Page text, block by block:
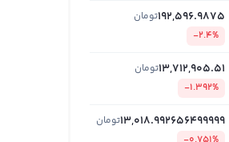
192,596.9875تومان
-2.4%
13,712,905.51تومان
-1.392%
13,018.992656499999تومان